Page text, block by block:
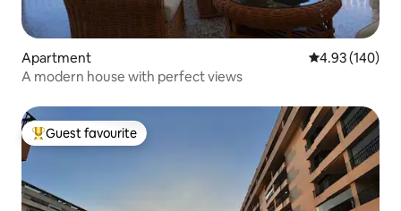
Apartment 4.93 out of 5
4.93 (140)
A modern house with perfect views
Top guest favourite
Guest favourite